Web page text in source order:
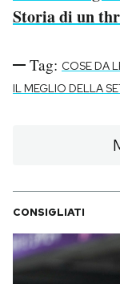
Storia di un
Tag: COSE DA
IL MEGLIO DELLA
CONSIGLIATI